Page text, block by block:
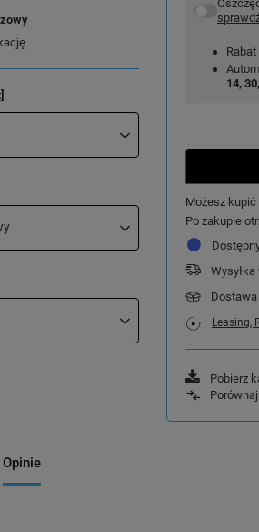
Rabat
14,
Możesz kupić
Po zakupie
Wysyłka
Dostawa
Leasing,
Pobierz
Porównaj
Opinie